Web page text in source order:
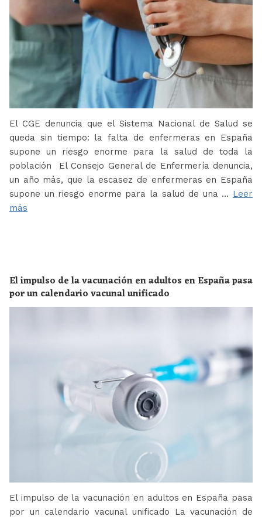
El CGE denuncia que el Sistema Nacional de Salud se
queda sin tiempo: la falta de enfermeras en España
supone un riesgo enorme para la salud de toda la
población El Consejo General de Enfermería denuncia,
un año más, que la escasez de enfermeras en España
supone un riesgo enorme para la salud de una … Leer
más
El impulso de la vacunación en adultos en España pasa
por un calendario vacunal unificado
El impulso de la vacunación en adultos en España pasa
por un calendario vacunal unificado La vacunación de